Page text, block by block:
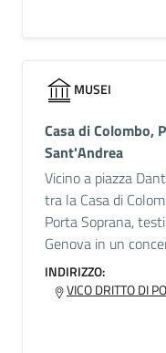
MUSEI
Casa di Colombo,
Sant'Andrea
Vicino a piazza
tra la Casa di
Porta Soprana,
Genova in un
INDIRIZZO:
VICO DRITTO DI